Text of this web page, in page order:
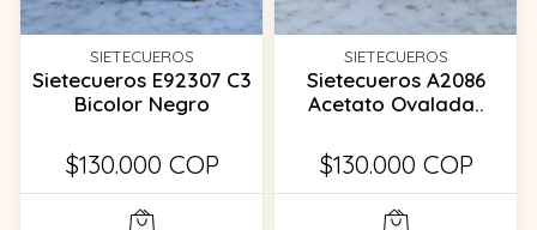
SIETECUEROS
Sietecueros E92307 C3
Bicolor Negro
$130.000 COP
SIETECUEROS
Sietecueros A2086
Acetato Ovalada..
$130.000 COP